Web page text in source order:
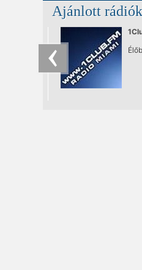
Ajánlott